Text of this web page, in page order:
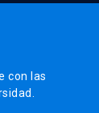
con las